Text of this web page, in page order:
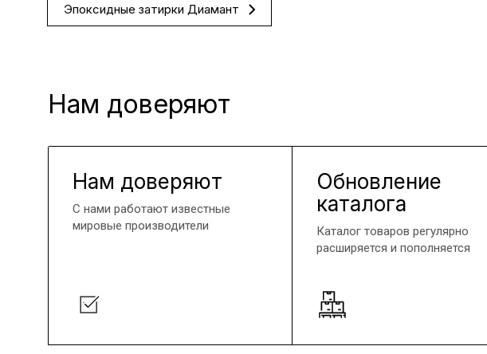
Эпоксидные затирки Диамант
Нам доверяют
Нам доверяют
С нами работают известные
мировые производители
Обновление
каталога
Каталог товаров регулярно
расширяется и пополняется